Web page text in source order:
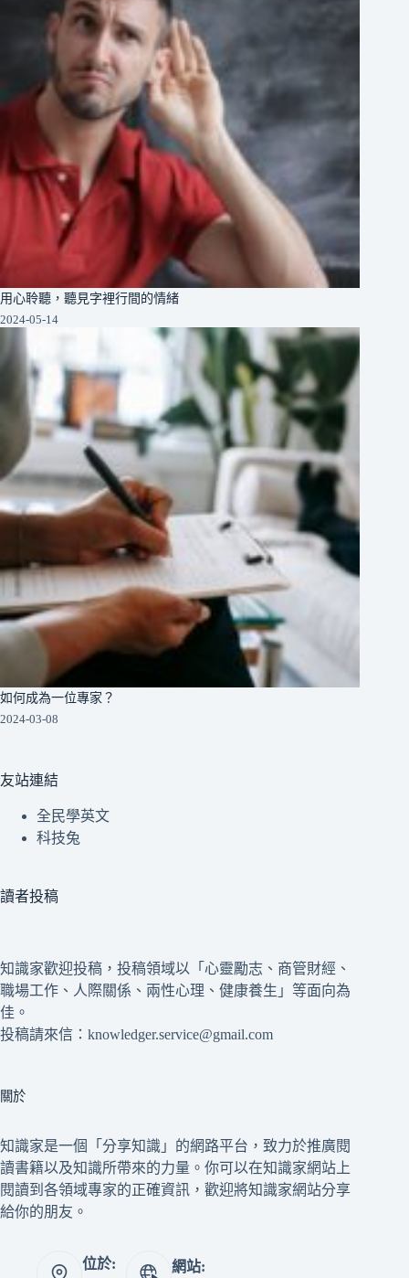
用心聆聽，聽見字裡行間的情緒
2024-05-14
如何成為一位專家？
2024-03-08
友站連結
全民學英文
科技兔
讀者投稿
知識家歡迎投稿，投稿領域以「心靈勵志、商管財經、
職場工作、人際關係、兩性心理、健康養生」等面向為
佳。
投稿請來信：knowledger.service@gmail.com
關於
知識家是一個「分享知識」的網路平台，致力於推廣閱
讀書籍以及知識所帶來的力量。你可以在知識家網站上
閱讀到各領域專家的正確資訊，歡迎將知識家網站分享
給你的朋友。
位於:
網站: